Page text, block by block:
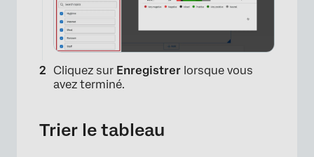
Cliquez sur Enregistrer lorsque vous
avez terminé.
Trier le tableau